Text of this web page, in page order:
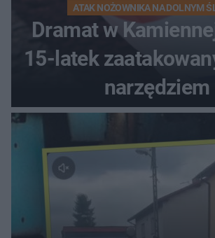
ATAK NOŻOWNIKA NA DOLNYM
Dramat w
15-latek
narzędziem